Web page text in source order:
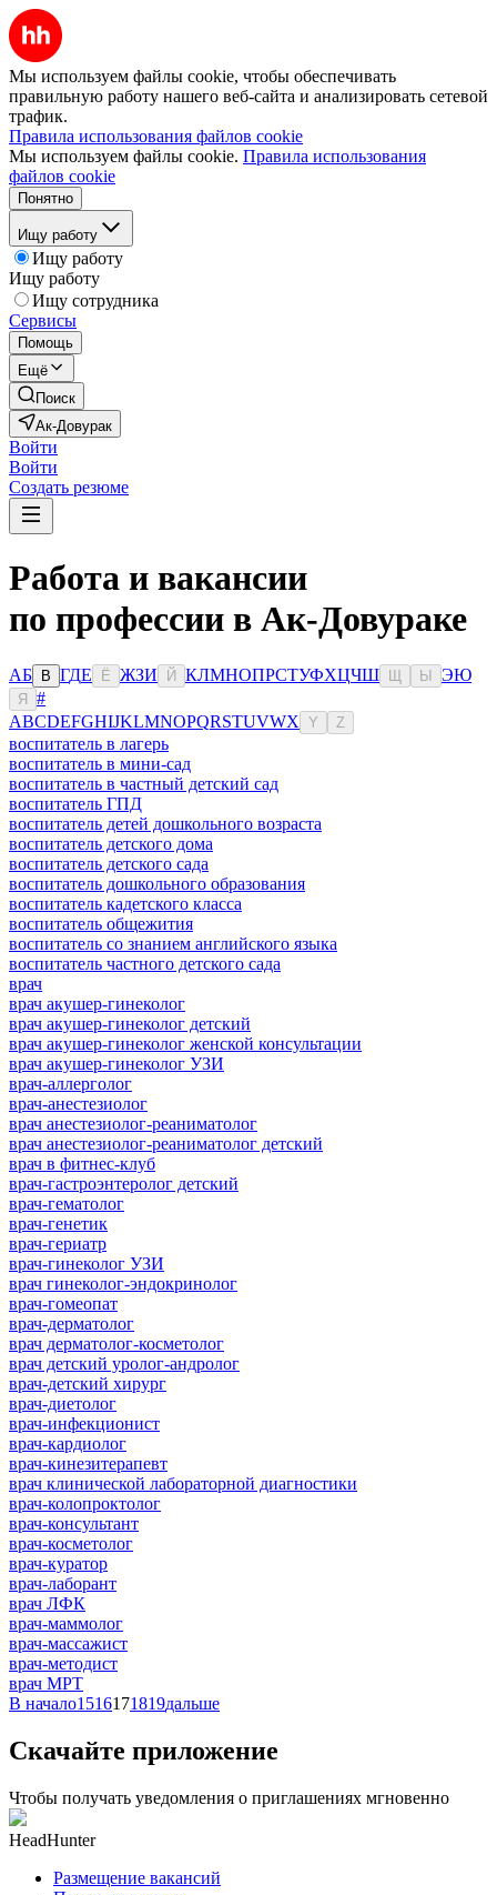
Мы используем файлы cookie, чтобы обеспечивать
правильную работу нашего веб-сайта и анализировать сетевой
трафик.
Правила использования файлов cookie
Мы используем файлы cookie. Правила использования
файлов cookie
Понятно
Ищу работу
Ищу работу
Ищу работу
Ищу сотрудника
Сервисы
Помощь
Ещё
Поиск
Ак-Довурак
Войти
Войти
Создать резюме
Работа и вакансии
по профессии в Ак-Довураке
АБ В ГДЕ Ё ЖЗИ Й КЛМНОПРСТУФХЦЧШ Ы ЭЮ
Я
#
ABCDEFGHIJKLMNOPQRSTUVWX Y Z
воспитатель в лагерь
воспитатель в мини-сад
воспитатель в частный детский сад
воспитатель ГПД
воспитатель детей дошкольного возраста
воспитатель детского дома
воспитатель детского сада
воспитатель дошкольного образования
воспитатель кадетского класса
воспитатель общежития
воспитатель со знанием английского языка
воспитатель частного детского сада
врач
врач акушер-гинеколог
врач акушер-гинеколог детский
врач акушер-гинеколог женской консультации
врач акушер-гинеколог УЗИ
врач-аллерголог
врач-анестезиолог
врач анестезиолог-реаниматолог
врач анестезиолог-реаниматолог детский
врач в фитнес-клуб
врач-гастроэнтеролог детский
врач-гематолог
врач-генетик
врач-гериатр
врач-гинеколог УЗИ
врач гинеколог-эндокринолог
врач-гомеопат
врач-дерматолог
врач дерматолог-косметолог
врач детский уролог-андролог
врач-детский хирург
врач-диетолог
врач-инфекционист
врач-кардиолог
врач-кинезитерапевт
врач клинической лабораторной диагностики
врач-колопроктолог
врач-консультант
врач-косметолог
врач-куратор
врач-лаборант
врач ЛФК
врач-маммолог
врач-массажист
врач-методист
врач МРТ
В начало1516171819дальше
Скачайте приложение
Чтобы получать уведомления о приглашениях мгновенно
HeadHunter
Размещение вакансий